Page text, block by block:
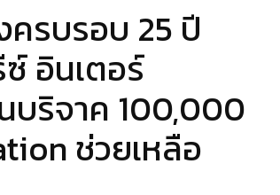
ครบรอบ 25 ปี
อินเตอร์
บริจาค 100,000
ช่วยเหลือ